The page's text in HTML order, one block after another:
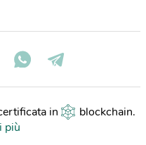
in blockchain.
più